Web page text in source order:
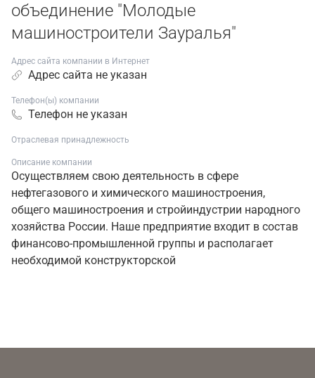
объединение "Молодые
машиностроители Зауралья"
Адрес сайта компании в Интернет
Адрес сайта не указан
Телефон(ы) компании
Телефон не указан
Отраслевая принадлежность
Описание компании
Осуществляем свою деятельность в сфере
нефтегазового и химического машиностроения,
общего машиностроения и стройиндустрии народного
хозяйства России. Наше предприятие входит в состав
финансово-промышленной группы и располагает
необходимой конструкторской